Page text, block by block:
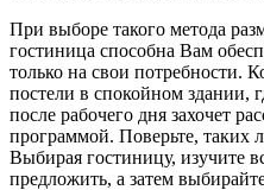
При выборе такого метода
гостиница способна Вам
только на свои потребности.
постели в спокойном здании,
после рабочего дня захочет
программой. Поверьте, таких
Выбирая гостиницу, изучите
предложить, а затем